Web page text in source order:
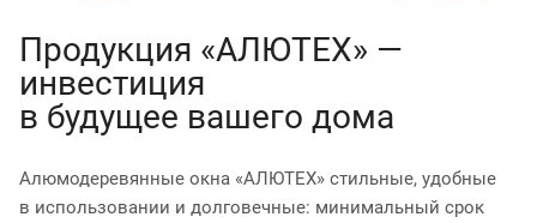
Продукция «АЛЮТЕХ» —
инвестиция
в будущее вашего дома
Алюмодеревянные окна «АЛЮТЕХ» стильные, удобные
в использовании и долговечные: минимальный срок